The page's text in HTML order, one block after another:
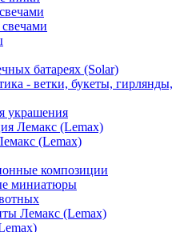
батареях (Solar)
- ветки, букеты, гирлянды,
украшения
Лемакс (Lemax)
(Lemax)
композиции
миниатюры
Лемакс (Lemax)